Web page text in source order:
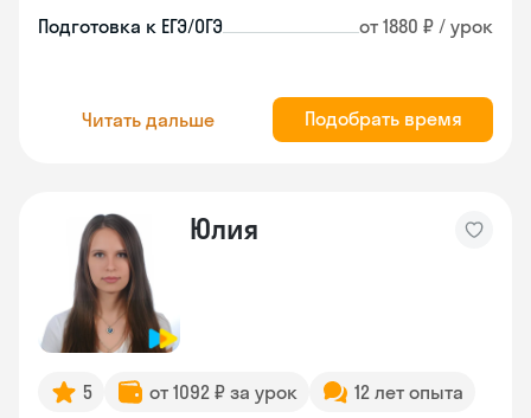
Подготовка к ЕГЭ/ОГЭ от 1880 ₽ / урок
Читать дальше Подобрать время
Юлия
5 от 1092 ₽ за урок 12 лет опыта